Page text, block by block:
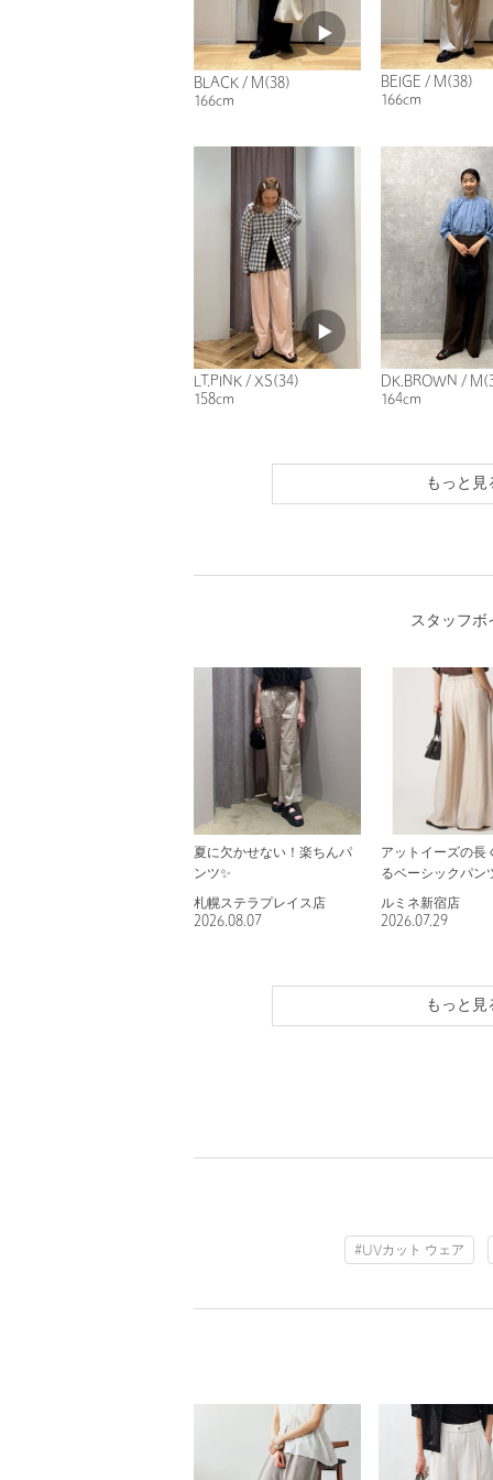
BLACK / M(38)
166cm
BEIGE / M(38)
166cm
LT.PINK / XS(34)
158cm
DK.BROWN /
164cm
もっと見
スタッフボ
夏に欠かせない！楽ちんパ
ンツ✨
札幌ステラプレイス店
2026.08.07
アットイーズの長
るベーシックパン
ルミネ新宿店
2026.07.29
もっと見
#UVカット ウェア